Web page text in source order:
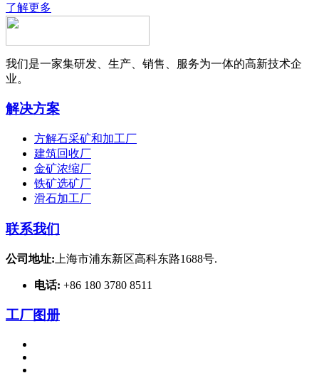
了解更多
我们是一家集研发、生产、销售、服务为一体的高新技术企
业。
解决方案
方解石采矿和加工厂
建筑回收厂
金矿浓缩厂
铁矿选矿厂
滑石加工厂
联系我们
公司地址: 上海市浦东新区高科东路1688号.
电话: +86 180 3780 8511
工厂图册